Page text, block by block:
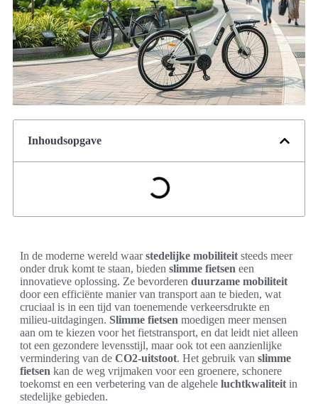
Inhoudsopgave
In de moderne wereld waarstedelijke mobiliteit steeds meer
onder druk komt te staan, bieden slimme fietsen een
innovatieve oplossing. Ze bevorderen duurzame mobiliteit
door een efficiënte manier van transport aan te bieden, wat
cruciaal is in een tijd van toenemende verkeersdrukte en
milieu-uitdagingen. Slimme fietsen moedigen meer mensen
aan om te kiezen voor het fietstransport, en dat leidt niet alleen
tot een gezondere levensstijl, maar ook tot een aanzienlijke
vermindering van de CO2-uitstoot. Het gebruik van slimme
fietsen kan de weg vrijmaken voor een groenere, schonere
toekomst en een verbetering van de algehele luchtkwaliteit in
stedelijke gebieden.